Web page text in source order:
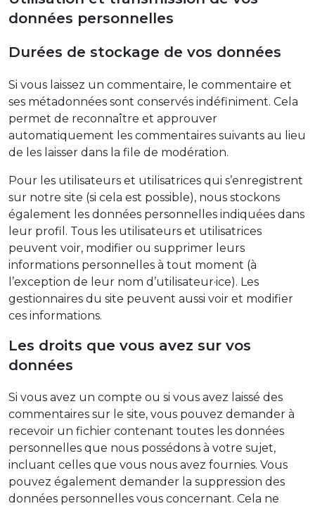
données personnelles
Durées de stockage de vos données
Si vous laissez un commentaire, le commentaire et
ses métadonnées sont conservés indéfiniment. Cela
permet de reconnaître et approuver
automatiquement les commentaires suivants au lieu
de les laisser dans la file de modération.
Pour les utilisateurs et utilisatrices qui s’enregistrent
sur notre site (si cela est possible), nous stockons
également les données personnelles indiquées dans
leur profil. Tous les utilisateurs et utilisatrices
peuvent voir, modifier ou supprimer leurs
informations personnelles à tout moment (à
l’exception de leur nom d’utilisateur·ice). Les
gestionnaires du site peuvent aussi voir et modifier
ces informations.
Les droits que vous avez sur vos
données
Si vous avez un compte ou si vous avez laissé des
commentaires sur le site, vous pouvez demander à
recevoir un fichier contenant toutes les données
personnelles que nous possédons à votre sujet,
incluant celles que vous nous avez fournies. Vous
pouvez également demander la suppression des
données personnelles vous concernant. Cela ne